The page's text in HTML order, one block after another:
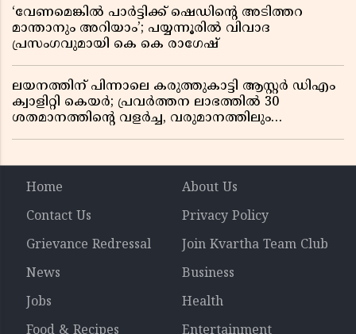
‘വേണമെങ്കിൽ പാർട്ടിക്ക് ഷെഡിൻ്റെ അടിത്തറ
മാന്താനും അറിയാം’; പയ്യന്നൂരിൽ വിവാദ
പ്രസംഗവുമായി കെ കെ രാഗേഷ്
ലയനത്തിന് പിന്നാലെ കരുത്തുകാട്ടി ആസ്റ്റർ ഡിഎം
ക്വാളിറ്റി കെയർ; പ്രവർത്തന ലാഭത്തിൽ 30
ശതമാനത്തിൻ്റെ വളർച്ച, വരുമാനത്തിലും
Home
About Us
Contact Us
Privacy Policy
Grievance Redressal
Join Kvartha Team Club
News
Business
Jobs
Health
Food & Recipes
Entertainment